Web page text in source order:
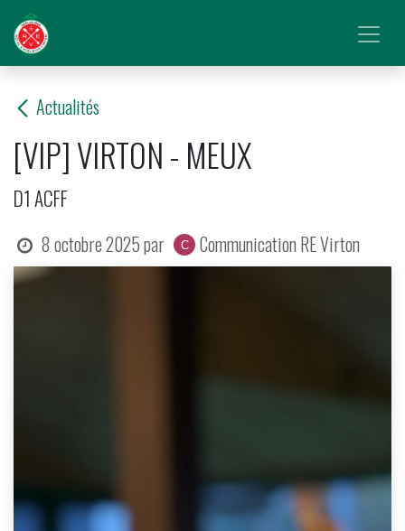
Se rendre au contenu
Actualités
[VIP] VIRTON - MEUX
D1 ACFF
8 octobre 2025par Communication RE Virton